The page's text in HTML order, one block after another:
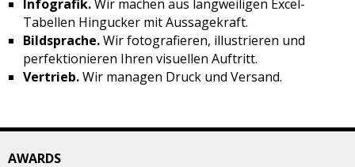
Infografik.Wir machen aus langweiligen Excel-
Tabellen Hingucker mit Aussagekraft.
Bildsprache.Wir fotografieren, illustrieren und
perfektionieren Ihren visuellen Auftritt.
Vertrieb.Wir managen Druck und Versand.
AWARDS